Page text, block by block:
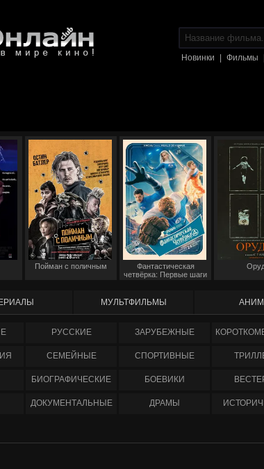
Новинки Фильмы
Пойман с поличным
Фантастическая
четвёрка: Первые шаги
МУЛЬТФИЛЬМЫ
РУССКИЕ ЗАРУБЕЖНЫЕ
СЕМЕЙНЫЕ СПОРТИВНЫЕ
БИОГРАФИЧЕСКИЕ БОЕВИКИ
ДОКУМЕНТАЛЬНЫЕ ДРАМЫ